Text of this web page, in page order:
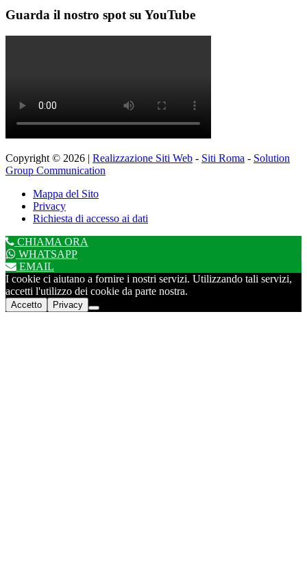
Guarda il nostro spot su YouTube
Copyright © 2026 | Realizzazione Siti Web - Siti Roma - Solution
Group Communication
Mappa del Sito
Privacy
Richiesta di accesso ai dati
CHIAMA ORA
WHATSAPP
EMAIL
I cookie ci aiutano a fornire i nostri servizi. Utilizzando tali servizi,
accetti l'utilizzo dei cookie da parte nostra.
Accetto Privacy